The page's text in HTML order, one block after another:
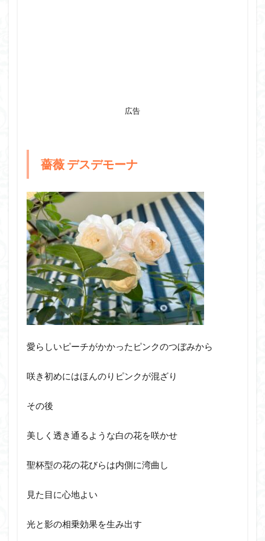
広告
薔薇 デスデモーナ
愛らしいピーチがかかったピンクのつぼみから
咲き初めにはほんのりピンクが混ざり
その後
美しく透き通るような白の花を咲かせ
聖杯型の花の花びらは内側に湾曲し
見た目に心地よい
光と影の相乗効果を生み出す